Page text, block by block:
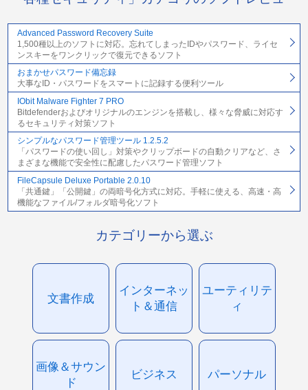
Advanced Password Recovery Suite
1,500種以上のソフトに対応。忘れてしまったIDやパスワード、ライセ
ンスキーをワンクリックで復元できるソフト
おまかせパスワード備忘録
大事なID・パスワードをスマートに記録する便利ツール
IObit Malware Fighter 7 PRO
Bitdefenderおよびオリジナルのエンジンを搭載し、様々な脅威に対応す
るセキュリティ対策ソフト
シンプルなパスワード管理ツール 1.2.5.2
「パスワードの使い回し」対策やクリップボードの自動クリアなど、さ
まざまな機能で安全性に配慮したパスワード管理ソフト
FileCapsule Deluxe Portable 2.0.10
「共通鍵」「公開鍵」の両暗号化方式に対応。手軽に使える、高速・高
機能なファイル/フォルダ暗号化ソフト
カテゴリーから選ぶ
文書作成
インターネッ
ト＆通信
ユーティリテ
ィ
画像＆サウン
ド
ビジネス パーソナル